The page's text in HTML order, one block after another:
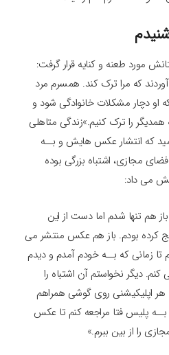
مورد طعنه و کنایه قرار گرفت:
که مرا ترک کند. همسرم مرد
او دچار مشکلات خانوادگی شود و
را ترک کنیم.»زندگی متاهلی
که انتشار عکس هایش و بــه
مجازی، اشتباه بزرگی بوده
می داد:
هم تنها شدم اما دست از این
لج کرده بودم. باز هم عکس منتشر می
زمانی که بــه خودم آمدم و دیدم
کنم. دیگر نخواستم آن اشتباه را
هر اپلیکیشنی روی گوشی همراهم
پلیس فتا مراجعه کنم تا عکس
را از بین ببرم.»